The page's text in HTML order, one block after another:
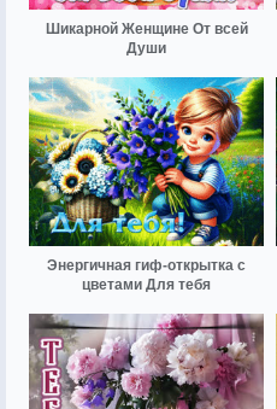
Шикарной Женщине От всей
Души
Энергичная гиф-открытка с
цветами Для тебя